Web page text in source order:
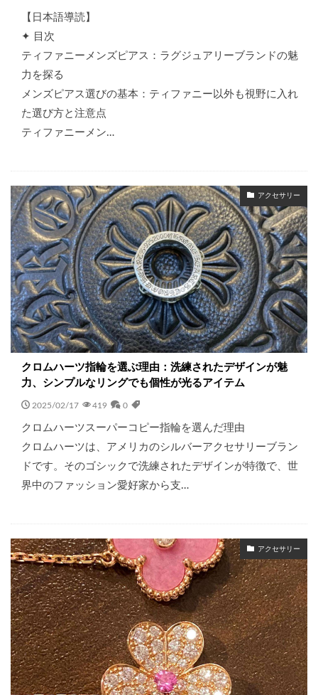
【日本語導読】
✦ 目次
ティファニーメンズピアス：ラグジュアリーブランドの魅
力を探る
メンズピアス選びの基本：ティファニー以外も視野に入れ
た選び方と注意点
ティファニーメン…
アクセサリー
クロムハーツ指輪を選ぶ理由：洗練されたデザインが魅
力、シンプルなリングでも個性が光るアイテム
2025/02/17 419 0
クロムハーツスーパーコピー指輪を選んだ理由
クロムハーツは、アメリカのシルバーアクセサリーブラン
ドです。そのゴシックで洗練されたデザインが特徴で、世
界中のファッション愛好家から支…
アクセサリー